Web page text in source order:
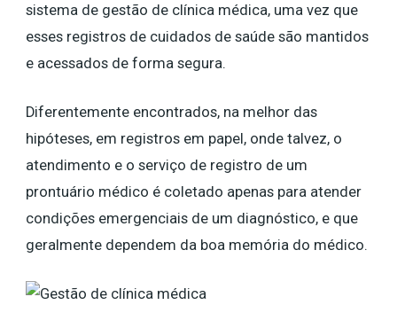
sistema de gestão de clínica médica, uma vez que
esses registros de cuidados de saúde são mantidos
e acessados de forma segura.
Diferentemente encontrados, na melhor das
hipóteses, em registros em papel, onde talvez, o
atendimento e o serviço de registro de um
prontuário médico é coletado apenas para atender
condições emergenciais de um diagnóstico, e que
geralmente dependem da boa memória do médico.